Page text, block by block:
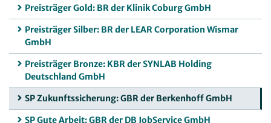
Preisträger Gold: BR der Klinik Coburg GmbH
Preisträger Silber: BR der LEAR Corporation Wismar
GmbH
Preisträger Bronze: KBR der SYNLAB Holding
Deutschland GmbH
SP Zukunftssicherung: GBR der Berkenhoff GmbH
SP Gute Arbeit: GBR der DB JobService GmbH